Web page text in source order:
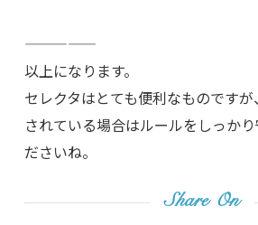
—————
以上になります。
セレクタはとても便利なものです
されている場合はルールをしっか
ださいね。
Share On